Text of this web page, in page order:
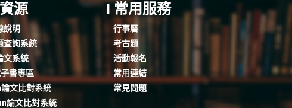
源
說明
查詢系統
文系統
書專區
文比對系統
論文比對系統
I 常用服務
行事曆
考古題
活動報名
常用連結
常見問題